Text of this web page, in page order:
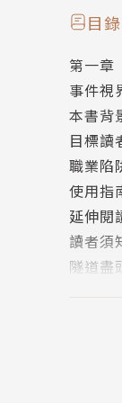
馬雅人
蘇致亨
目錄
第一
事件視
本書背
目標讀
職業陷
使用指
延伸閱
讀者須
隧道盡